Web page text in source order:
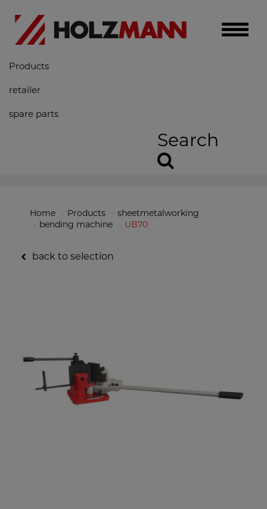
Toggle
Products
retailer
spare parts
Search
Home Products
sheetmetalworking
bending machine
UB70
back to selection